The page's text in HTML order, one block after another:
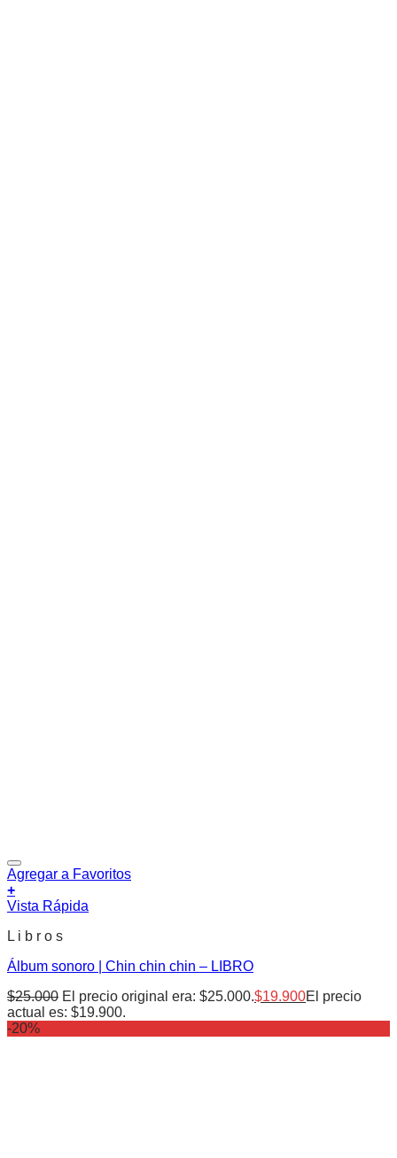
Agregar a Favoritos
+
Vista Rápida
L i b r o s
Álbum sonoro | Chin chin chin – LIBRO
$25.000 El precio original era: $25.000.$19.900El precio
actual es: $19.900.
-20%